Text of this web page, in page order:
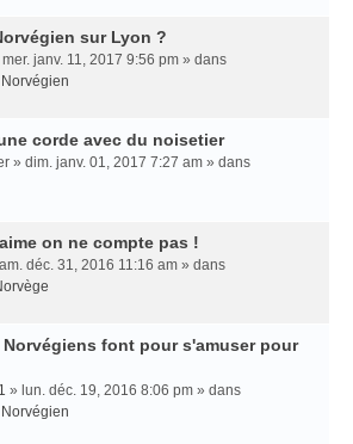
sur Lyon ?
janv. 11, 2017 9:56 pm » dans
corde avec du noisetier
» dim. janv. 01, 2017 7:27 am » dans
on ne compte pas !
déc. 31, 2016 11:16 am » dans
Norvégiens font pour s'amuser pour
» lun. déc. 19, 2016 8:06 pm » dans